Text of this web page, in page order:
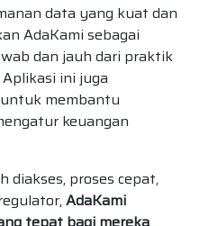
data yang kuat dan
AdaKami sebagai
dan jauh dari praktik
ini juga
membantu
keuangan
diakses, proses cepat,
AdaKami